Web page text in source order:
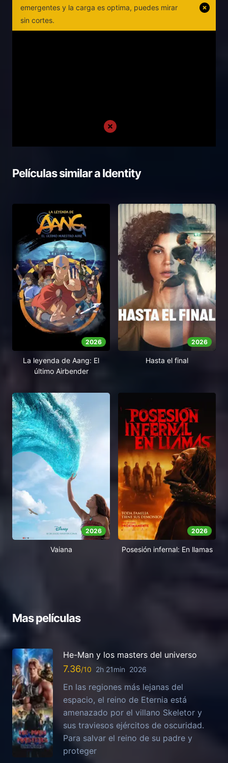
emergentes y la carga es optima, puedes mirar
sin cortes.
Películas similar aIdentity
2026
La leyenda de Aang: El
último Airbender
2026
Hasta el final
2026
Vaiana
2026
Posesión infernal: En llamas
Mas películas
He-Man y los masters del universo
7.36 2h 21min 2026
En las regiones más lejanas del
espacio, el reino de Eternia está
amenazado por el villano Skeletor y
sus traviesos ejércitos de oscuridad.
Para salvar el reino de su padre y
proteger